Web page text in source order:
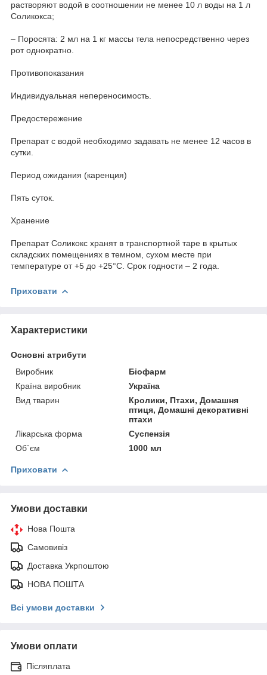
растворяют водой в соотношении не менее 10 л воды на 1 л
Соликокса;
– Поросята: 2 мл на 1 кг массы тела непосредственно через
рот однократно.
Противопоказания
Индивидуальная непереносимость.
Предостережение
Препарат с водой необходимо задавать не менее 12 часов в
сутки.
Период ожидания (каренция)
Пять суток.
Хранение
Препарат Соликокс хранят в транспортной таре в крытых
складских помещениях в темном, сухом месте при
температуре от +5 до +25°С. Срок годности – 2 года.
Приховати
Характеристики
Основні атрибути
Виробник
Біофарм
Країна виробник
Україна
Вид тварин
Кролики, Птахи, Домашня
птиця, Домашні декоративні
птахи
Лікарська форма
Суспензія
Об`єм
1000 мл
Приховати
Умови доставки
Нова Пошта
Самовивіз
Доставка Укрпоштою
НОВА ПОШТА
Всі умови доставки
Умови оплати
Післяплата